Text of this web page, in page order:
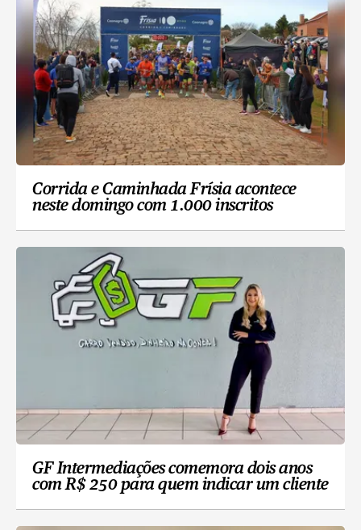
Corrida e Caminhada Frísia acontece
neste domingo com 1.000 inscritos
GF Intermediações comemora dois anos
com R$ 250 para quem indicar um cliente